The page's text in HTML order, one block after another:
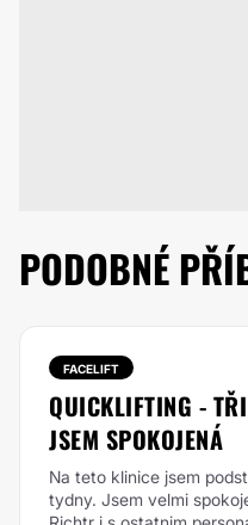
PODOBNÉ
FACELIFT
QUICKLIFTING -
JSEM SPOKOJENÁ
Na teto klinice jsem
tydny. Jsem velmi